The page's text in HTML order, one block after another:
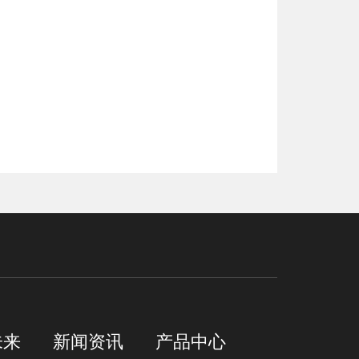
新闻资讯 产品中心